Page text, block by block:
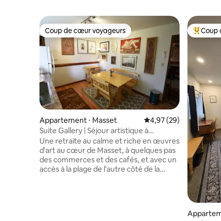
Coup de cœur voyageurs
Coup de cœur voyageurs
Appartement ⋅ Masset Évaluation moyenne
4,97 (29)
Suite Gallery | Séjour artistique à
quelques pas de l'océan
Une retraite au calme et riche en œuvres
d'art au cœur de Masset, à quelques pas
des commerces et des cafés, et avec un
accès à la plage de l'autre côté de la
Coups
Coup